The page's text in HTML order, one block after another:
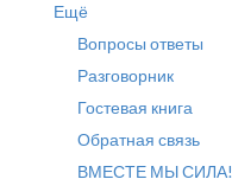
Ещё
Вопросы ответы
Разговорник
Гостевая книга
Обратная связь
ВМЕСТЕ МЫ СИЛА!